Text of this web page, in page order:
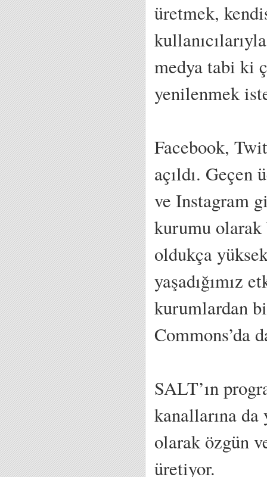
üretmek,
medya tabi ki
yenilenmek
Facebook,
açıldı. Geçen
ve Instagram
kurumu olarak
oldukça
yaşadığımız
kurumlardan
Commons’da
SALT’ın
kanallarına
olarak özgün
üretiyor.